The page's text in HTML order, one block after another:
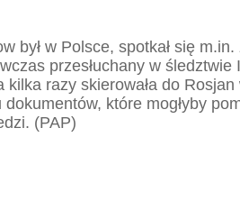
był w Polsce, spotkał się
przesłuchany w
kilka razy skierowała do
które mogłyby
(PAP)